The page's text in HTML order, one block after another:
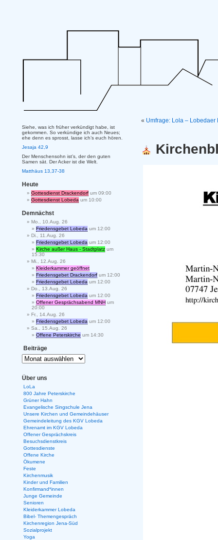
« Umfrage: Lola – Lobedaer
Siehe, was ich früher verkündigt habe, ist
gekommen. So verkündige ich auch Neues;
ehe denn es sprosst, lasse ich’s euch hören.
Jesaja 42,9
Der Menschensohn ist’s, der den guten
Samen sät. Der Acker ist die Welt.
Matthäus 13,37-38
Heute
Gottesdienst Drackendorf um 09:00
Gottesdienst Lobeda um 10:00
Demnächst
Mo., 10.Aug. 26
Friedensgebet Lobeda um 12:00
Di., 11.Aug. 26
Friedensgebet Lobeda um 12:00
Kirche außer Haus - Stadtplatz um
15:30
Mi., 12.Aug. 26
Kleiderkammer geöffnet
Friedensgebet Drackendorf um 12:00
Friedensgebet Lobeda um 12:00
Do., 13.Aug. 26
Friedensgebet Lobeda um 12:00
Offener Gesprächsabend MNH um
20:00
Fr., 14.Aug. 26
Friedensgebet Lobeda um 12:00
Sa., 15.Aug. 26
Offene Peterskirche um 14:30
Beiträge
Über uns
LoLa
800 Jahre Peterskirche
Grüner Hahn
Evangelische Singschule Jena
Unsere Kirchen und Gemeindehäuser
Gemeindeleitung des KGV Lobeda
Ehrenamt im KGV Lobeda
Offener Gesprächskreis
Besuchsdienstkreis
Gottesdienste
Offene Kirche
Ökumene
Feste
Kirchenmusik
Kinder und Familien
Konfirmand*innen
Junge Gemeinde
Senioren
Kleiderkammer Lobeda
Bibel- Themengespräch
Kirchenregion Jena-Süd
Sozialprojekt
Yoga